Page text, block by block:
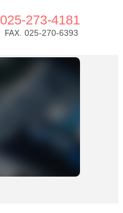
025-273-4181
FAX. 025-270-6393